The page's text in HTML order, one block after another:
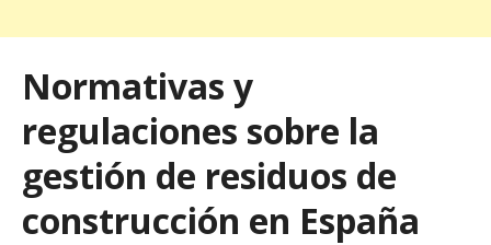
Normativas y
regulaciones sobre la
gestión de residuos de
construcción en España